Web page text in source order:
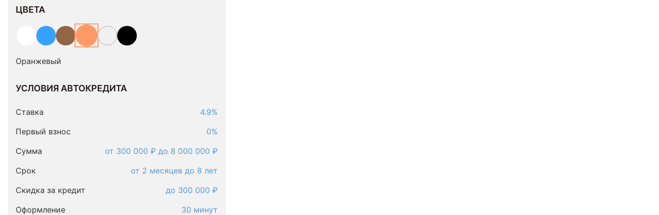
ЦВЕТА
Оранжевый
УСЛОВИЯ АВТОКРЕДИТА
Ставка
4.9%
Первый взнос
0%
Сумма
от 300 000 ₽ до 8 000 000 ₽
Срок
от 2 месяцев до 8 лет
Скидка за кредит
до 300 000 ₽
Оформление
30 минут